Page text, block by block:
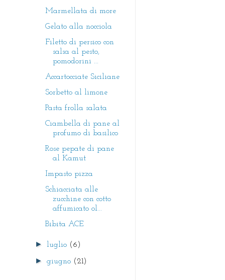
Marmellata di more
Gelato alla nocciola
Filetto di persico con
salsa al pesto,
pomodorini ...
Accartocciate Siciliane
Sorbetto al limone
Pasta frolla salata
Ciambella di pane al
profumo di basilico
Rose pepate di pane
al Kamut
Impasto pizza
Schiacciata alle
zucchine con cotto
affumicato ol...
Bibita ACE
► luglio (6)
►giugno (21)